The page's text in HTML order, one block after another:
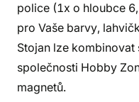
police (1x o hloubce
pro Vaše barvy,
Stojan lze
společnosti Hobby
magnetů.